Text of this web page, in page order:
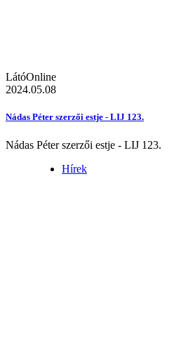
LátóOnline
2024.05.08
Nádas Péter szerzői estje - LIJ 123.
Nádas Péter szerzői estje - LIJ 123.
Hírek